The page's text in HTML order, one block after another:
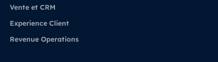
Vente et CRM
Experience Client
Revenue Operations